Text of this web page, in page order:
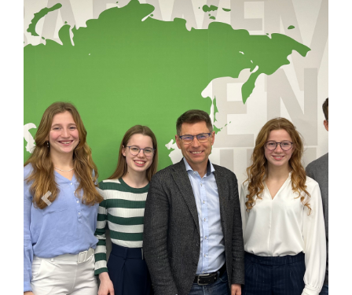
Previous Next